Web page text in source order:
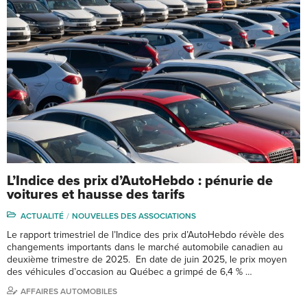
L’Indice des prix d’AutoHebdo : pénurie de
voitures et hausse des tarifs
ACTUALITÉ NOUVELLES DES ASSOCIATIONS
Le rapport trimestriel de l’Indice des prix d’AutoHebdo révèle des
changements importants dans le marché automobile canadien au
deuxième trimestre de 2025. En date de juin 2025, le prix moyen
des véhicules d’occasion au Québec a grimpé de 6,4 % …
AFFAIRES AUTOMOBILES